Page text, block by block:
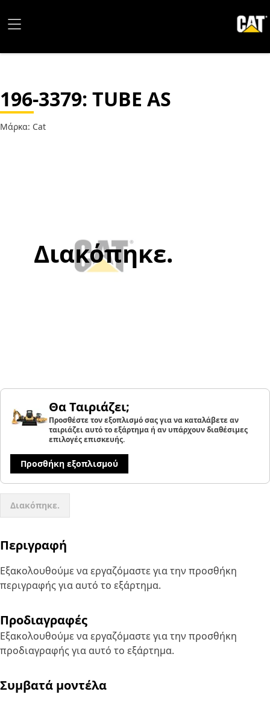
196-3379: TUBE AS
Μάρκα: Cat
Διακόπηκε.
Θα Ταιριάζει;
Προσθέστε τον εξοπλισμό σας για να καταλάβετε αν
ταιριάζει αυτό το εξάρτημα ή αν υπάρχουν διαθέσιμες
επιλογές επισκευής.
Προσθήκη εξοπλισμού
Διακόπηκε.
Περιγραφή
Εξακολουθούμε να εργαζόμαστε για την προσθήκη
περιγραφής για αυτό το εξάρτημα.
Προδιαγραφές
Εξακολουθούμε να εργαζόμαστε για την προσθήκη
προδιαγραφής για αυτό το εξάρτημα.
Συμβατά μοντέλα